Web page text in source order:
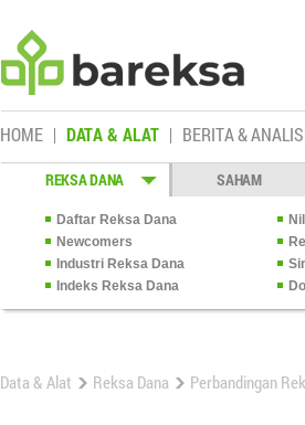
HOME DATA & ALAT BERITA &
REKSA DANA SAHAM
Daftar Reksa Dana
Newcomers
Industri Reksa Dana
Indeks Reksa Dana
Data & Alat Reksa Dana Perbandingan